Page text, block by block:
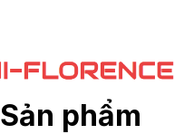
Sản phẩm